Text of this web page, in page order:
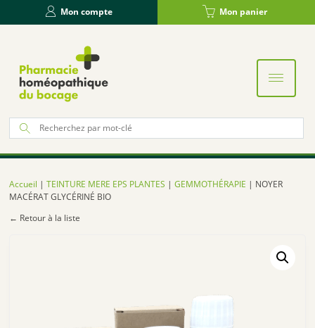
Mon compte Mon panier
:
Accueil |TEINTURE MERE EPS PLANTES |GEMMOTHÉRAPIE | NOYER
MACÉRAT GLYCÉRINÉ BIO
← Retour à la liste
Panneau de gestion des cookies